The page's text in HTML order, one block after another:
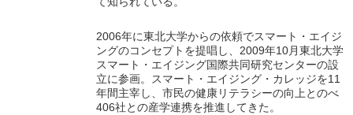
2006年に東北大学からの依頼でスマート・エイジ
ングのコンセプトを提唱し、2009年10月東北大学
スマート・エイジング国際共同研究センターの設
立に参画。スマート・エイジング・カレッジを11
年間主宰し、市民の健康リテラシーの向上とのべ
406社との産学連携を推進してきた。